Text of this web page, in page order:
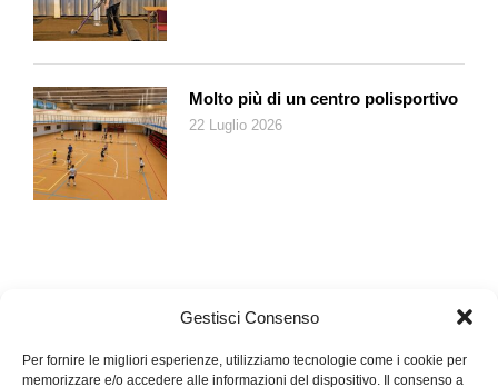
Gestisci Consenso
Per fornire le migliori esperienze, utilizziamo tecnologie come i cookie per
memorizzare e/o accedere alle informazioni del dispositivo. Il consenso a
Molto più di un centro polisportivo
22 Luglio 2026